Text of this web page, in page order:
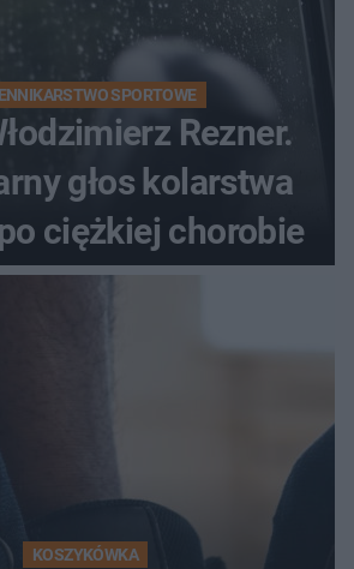
SPORTOWE
Rezner.
głos kolarstwa
ciężkiej chorobie
KOSZYKÓWKA